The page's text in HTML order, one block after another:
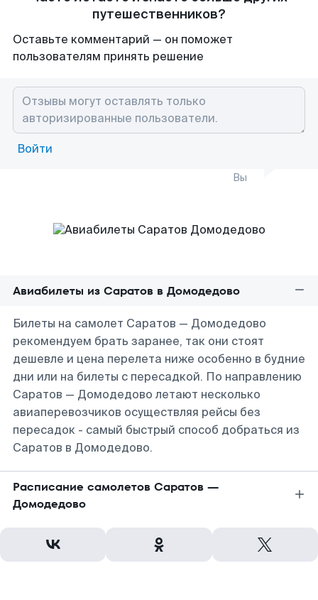
путешественников?
Оставьте комментарий — он поможет
пользователям принять решение
Войти
Вы
Авиабилеты из Саратов в Домодедово
Билеты на самолет Саратов — Домодедово
рекомендуем брать заранее, так они стоят
дешевле и цена перелета ниже особенно в будние
дни или на билеты с пересадкой. По направлению
Саратов — Домодедово летают несколько
авиаперевозчиков осуществляя рейсы без
пересадок - самый быстрый способ добраться из
Саратов в Домодедово.
Расписание самолетов Саратов —
Домодедово